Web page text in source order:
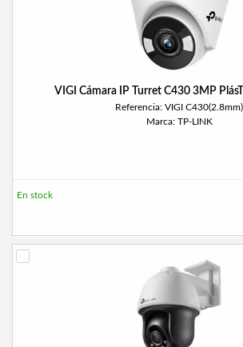
VIGI Cámara IP Turret C430 3MP
Referencia: VIGI C430(2.8mm)
Marca: TP-LINK
En stock